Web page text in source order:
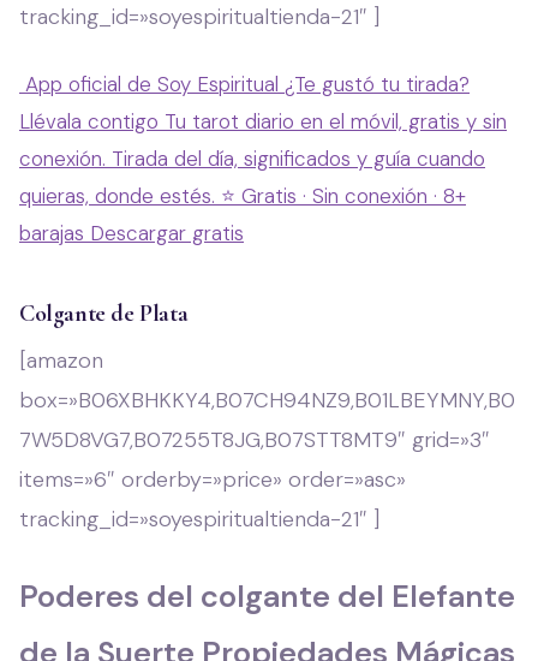
tracking_id=»soyespiritualtienda-21″ ]
App oficial de Soy Espiritual ¿Te gustó tu tirada?
Llévala contigo Tu tarot diario en el móvil, gratis y sin
conexión. Tirada del día, significados y guía cuando
quieras, donde estés. ⭐ Gratis · Sin conexión · 8+
barajas Descargar gratis
Colgante de Plata
[amazon
box=»B06XBHKKY4,B07CH94NZ9,B01LBEYMNY,B0
7W5D8VG7,B07255T8JG,B07STT8MT9″ grid=»3″
items=»6″ orderby=»price» order=»asc»
tracking_id=»soyespiritualtienda-21″ ]
Poderes del colgante del Elefante